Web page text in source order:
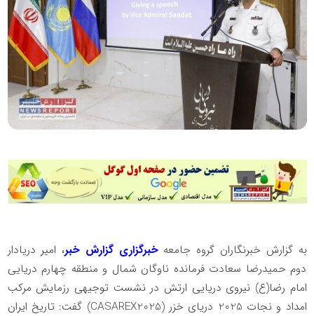
به گزارش خبرنگاران گروه جامعه خبرگزاری گزارش خبر، امیر دریادار
دوم حمیدرضا سعادت فرمانده ناوگان شمال و منطقه چهارم دریایی
امام رضا(ع) نیروی دریایی ارتش در نشست توجیهی رزمایش مرکب
امداد و نجات 2025 دریای خزر (CASAREX2025) گفت: تاریخ ایران